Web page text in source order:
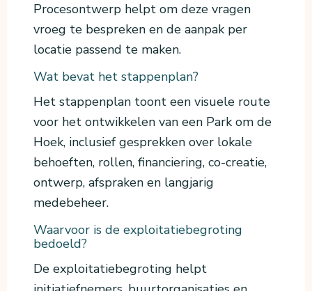
Procesontwerp helpt om deze vragen
vroeg te bespreken en de aanpak per
locatie passend te maken.
Wat bevat het stappenplan?
Het stappenplan toont een visuele route
voor het ontwikkelen van een Park om de
Hoek, inclusief gesprekken over lokale
behoeften, rollen, financiering, co-creatie,
ontwerp, afspraken en langjarig
medebeheer.
Waarvoor is de exploitatiebegroting
bedoeld?
De exploitatiebegroting helpt